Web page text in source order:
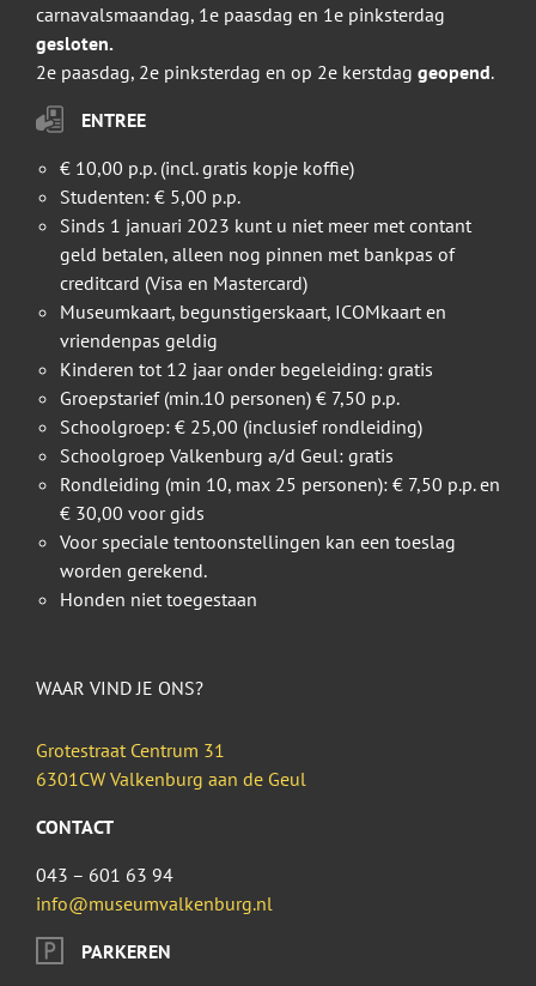
carnavalsmaandag, 1e paasdag en 1e pinksterdag
gesloten.
2e paasdag, 2e pinksterdag en op 2e kerstdag geopend.
ENTREE
€ 10,00 p.p. (incl. gratis kopje koffie)
Studenten: € 5,00 p.p.
Sinds 1 januari 2023 kunt u niet meer met contant
geld betalen, alleen nog pinnen met bankpas of
creditcard (Visa en Mastercard)
Museumkaart, begunstigerskaart, ICOMkaart en
vriendenpas geldig
Kinderen tot 12 jaar onder begeleiding: gratis
Groepstarief (min.10 personen) € 7,50 p.p.
Schoolgroep: € 25,00 (inclusief rondleiding)
Schoolgroep Valkenburg a/d Geul: gratis
Rondleiding (min 10, max 25 personen): € 7,50 p.p. en
€ 30,00 voor gids
Voor speciale tentoonstellingen kan een toeslag
worden gerekend.
Honden niet toegestaan
WAAR VIND JE ONS?
Grotestraat Centrum 31
6301CW Valkenburg aan de Geul
CONTACT
043 – 601 63 94
info@museumvalkenburg.nl
PARKEREN